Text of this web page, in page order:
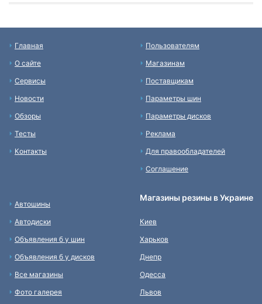
Главная
О сайте
Сервисы
Новости
Обзоры
Тесты
Контакты
Пользователям
Магазинам
Поставщикам
Параметры шин
Параметры дисков
Реклама
Для правообладателей
Соглашение
Автошины
Автодиски
Объявления б у шин
Объявления б у дисков
Все магазины
Фото галерея
Магазины резины в Украине
Киев
Харьков
Днепр
Одесса
Львов